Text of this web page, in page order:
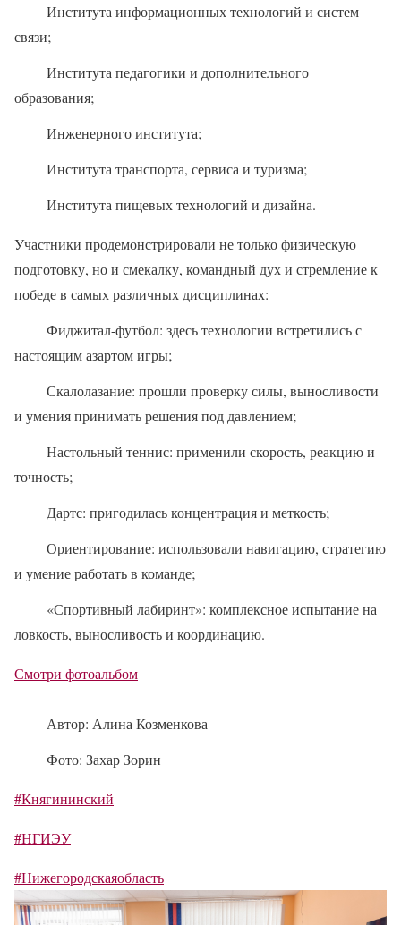
Института информационных технологий и систем
связи;
Института педагогики и дополнительного
образования;
Инженерного института;
Института транспорта, сервиса и туризма;
Института пищевых технологий и дизайна.
Участники продемонстрировали не только физическую
подготовку, но и смекалку, командный дух и стремление к
победе в самых различных дисциплинах:
Фиджитал-футбол: здесь технологии встретились с
настоящим азартом игры;
Скалолазание: прошли проверку силы, выносливости
и умения принимать решения под давлением;
Настольный теннис: применили скорость, реакцию и
точность;
Дартс: пригодилась концентрация и меткость;
Ориентирование: использовали навигацию, стратегию
и умение работать в команде;
«Спортивный лабиринт»: комплексное испытание на
ловкость, выносливость и координацию.
Смотри фотоальбом
Автор: Алина Козменкова
Фото: Захар Зорин
#Княгининский
#НГИЭУ
#Нижегородскаяобласть